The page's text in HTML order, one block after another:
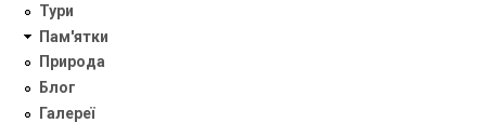
Тури
Пам'ятки
Природа
Блог
Галереї